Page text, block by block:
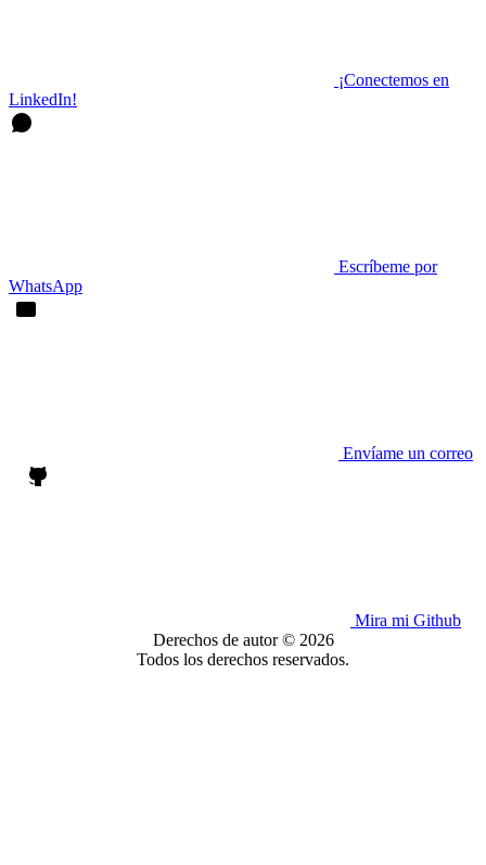
¡Conectemos en
LinkedIn!
Escríbeme por
WhatsApp
Envíame un correo
Mira mi Github
Derechos de autor © 2026
Todos los derechos reservados.